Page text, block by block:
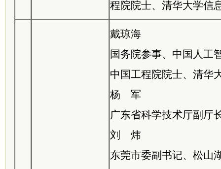
程院院士、清华大学信
戴琼海
国务院参事、中国人工
中国工程院院士、清华
杨 军
广东省科学技术厅副厅
刘 炜
东莞市委副书记、松山